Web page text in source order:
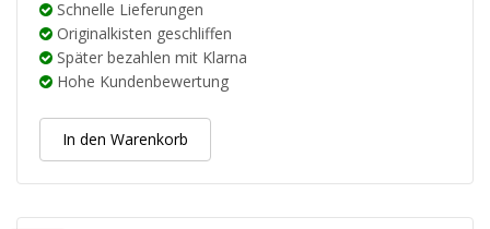
Schnelle Lieferungen
Originalkisten geschliffen
Später bezahlen mit Klarna
Hohe Kundenbewertung
In den Warenkorb